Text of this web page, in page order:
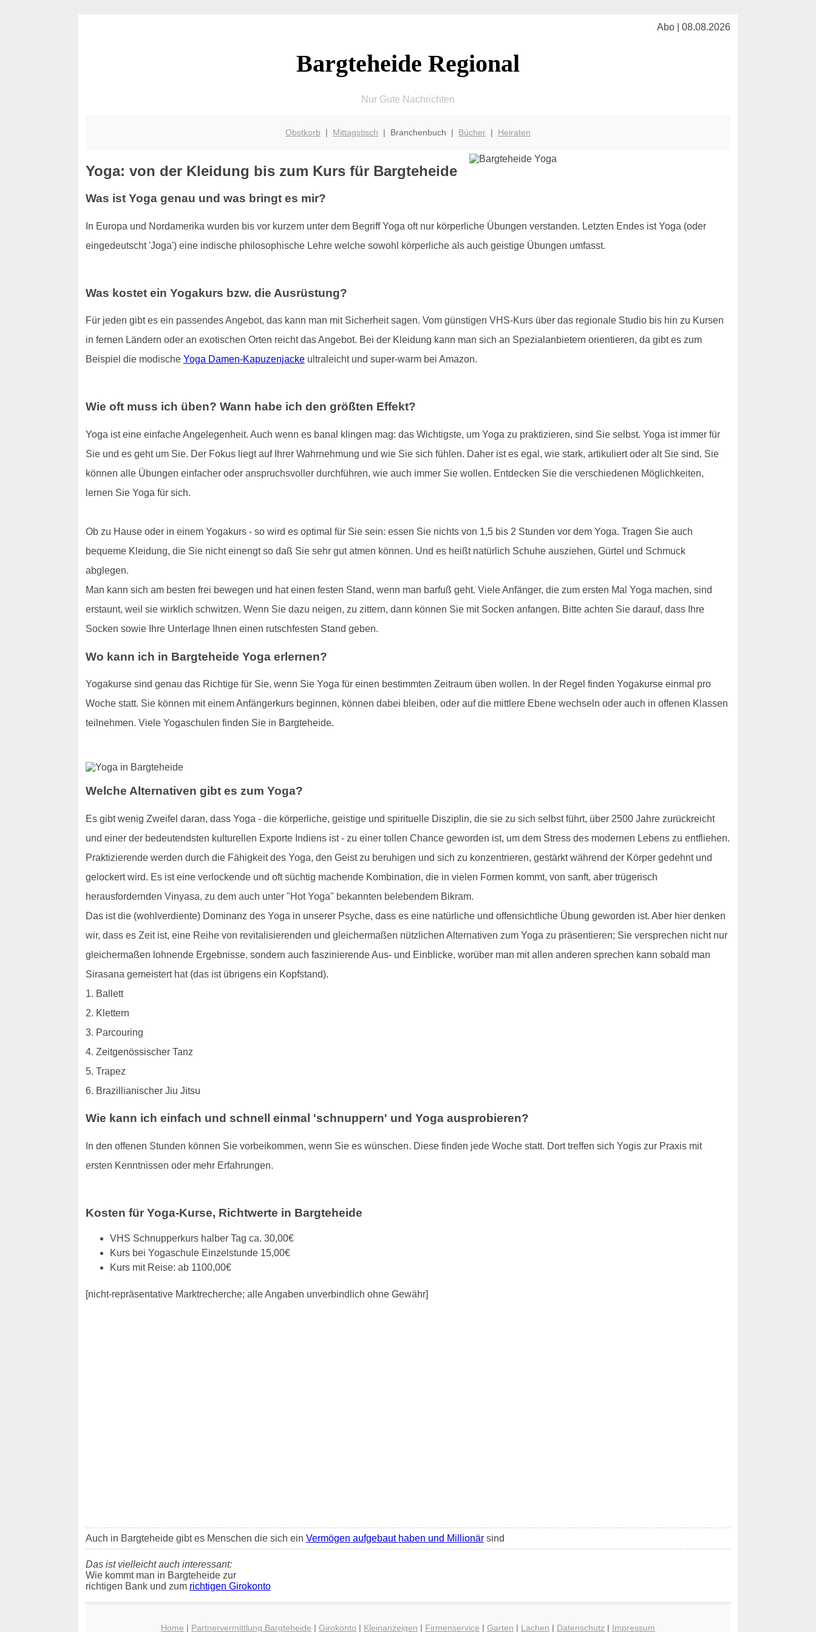
Abo | 08.08.2026
Bargteheide Regional
Nur Gute Nachrichten
Obstkorb | Mittagstisch | Branchenbuch | Bücher| Heiraten
Yoga: von der Kleidung bis zum Kurs für Bargteheide
Was ist Yoga genau und was bringt es mir?
In Europa und Nordamerika wurden bis vor kurzem unter dem Begriff Yoga oft nur körperliche Übungen verstanden. Letzten Endes ist Yoga (oder
eingedeutscht 'Joga') eine indische philosophische Lehre welche sowohl körperliche als auch geistige Übungen umfasst.
Was kostet ein Yogakurs bzw. die Ausrüstung?
Für jeden gibt es ein passendes Angebot, das kann man mit Sicherheit sagen. Vom günstigen VHS-Kurs über das regionale Studio bis hin zu Kursen
in fernen Ländern oder an exotischen Orten reicht das Angebot. Bei der Kleidung kann man sich an Spezialanbietern orientieren, da gibt es zum
Beispiel die modische Yoga Damen-Kapuzenjackeultraleicht und super-warm bei Amazon.
Wie oft muss ich üben? Wann habe ich den größten Effekt?
Yoga ist eine einfache Angelegenheit. Auch wenn es banal klingen mag: das Wichtigste, um Yoga zu praktizieren, sind Sie selbst. Yoga ist immer für
Sie und es geht um Sie. Der Fokus liegt auf Ihrer Wahrnehmung und wie Sie sich fühlen. Daher ist es egal, wie stark, artikuliert oder alt Sie sind. Sie
können alle Übungen einfacher oder anspruchsvoller durchführen, wie auch immer Sie wollen. Entdecken Sie die verschiedenen Möglichkeiten,
lernen Sie Yoga für sich.
Ob zu Hause oder in einem Yogakurs - so wird es optimal für Sie sein: essen Sie nichts von 1,5 bis 2 Stunden vor dem Yoga. Tragen Sie auch
bequeme Kleidung, die Sie nicht einengt so daß Sie sehr gut atmen können. Und es heißt natürlich Schuhe ausziehen, Gürtel und Schmuck
abglegen.
Man kann sich am besten frei bewegen und hat einen festen Stand, wenn man barfuß geht. Viele Anfänger, die zum ersten Mal Yoga machen, sind
erstaunt, weil sie wirklich schwitzen. Wenn Sie dazu neigen, zu zittern, dann können Sie mit Socken anfangen. Bitte achten Sie darauf, dass Ihre
Socken sowie Ihre Unterlage Ihnen einen rutschfesten Stand geben.
Wo kann ich in Bargteheide Yoga erlernen?
Yogakurse sind genau das Richtige für Sie, wenn Sie Yoga für einen bestimmten Zeitraum üben wollen. In der Regel finden Yogakurse einmal pro
Woche statt. Sie können mit einem Anfängerkurs beginnen, können dabei bleiben, oder auf die mittlere Ebene wechseln oder auch in offenen Klassen
teilnehmen. Viele Yogaschulen finden Sie in Bargteheide.
Welche Alternativen gibt es zum Yoga?
Es gibt wenig Zweifel daran, dass Yoga - die körperliche, geistige und spirituelle Disziplin, die sie zu sich selbst führt, über 2500 Jahre zurückreicht
und einer der bedeutendsten kulturellen Exporte Indiens ist - zu einer tollen Chance geworden ist, um dem Stress des modernen Lebens zu entfliehen.
Praktizierende werden durch die Fähigkeit des Yoga, den Geist zu beruhigen und sich zu konzentrieren, gestärkt während der Körper gedehnt und
gelockert wird. Es ist eine verlockende und oft süchtig machende Kombination, die in vielen Formen kommt, von sanft, aber trügerisch
herausfordernden Vinyasa, zu dem auch unter "Hot Yoga" bekannten belebendem Bikram.
Das ist die (wohlverdiente) Dominanz des Yoga in unserer Psyche, dass es eine natürliche und offensichtliche Übung geworden ist. Aber hier denken
wir, dass es Zeit ist, eine Reihe von revitalisierenden und gleichermaßen nützlichen Alternativen zum Yoga zu präsentieren; Sie versprechen nicht nur
gleichermaßen lohnende Ergebnisse, sondern auch faszinierende Aus- und Einblicke, worüber man mit allen anderen sprechen kann sobald man
Sirasana gemeistert hat (das ist übrigens ein Kopfstand).
1. Ballett
2. Klettern
3. Parcouring
4. Zeitgenössischer Tanz
5. Trapez
6. Brazillianischer Jiu Jitsu
Wie kann ich einfach und schnell einmal 'schnuppern' und Yoga ausprobieren?
In den offenen Stunden können Sie vorbeikommen, wenn Sie es wünschen. Diese finden jede Woche statt. Dort treffen sich Yogis zur Praxis mit
ersten Kenntnissen oder mehr Erfahrungen.
Kosten für Yoga-Kurse, Richtwerte in Bargteheide
VHS Schnupperkurs halber Tag ca. 30,00€
Kurs bei Yogaschule Einzelstunde 15,00€
Kurs mit Reise: ab 1100,00€
[nicht-repräsentative Marktrecherche; alle Angaben unverbindlich ohne Gewähr]
Auch in Bargteheide gibt es Menschen die sich ein Vermögen aufgebaut haben und Millionärsind
Das ist vielleicht auch interessant:
Wie kommt man in Bargteheide zur
richtigen Bank und zum richtigen Girokonto
Home | Partnervermittlung Bargteheide | Girokonto | Kleinanzeigen | Firmenservice | Garten | Lachen | Datenschutz | Impressum